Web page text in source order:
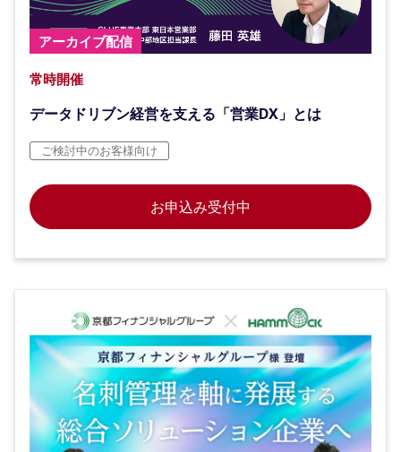
アーカイブ配信
常時開催
データドリブン経営を支える「営業DX」とは
ご検討中のお客様向け
お申込み受付中